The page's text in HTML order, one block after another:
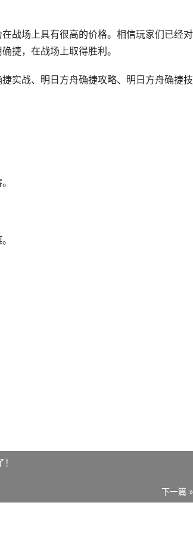
战场上具有很高的价格。相信玩家们已经
捷，在战场上取得胜利。
实战、明日方舟确捷攻略、明日方舟确捷
下一篇 »